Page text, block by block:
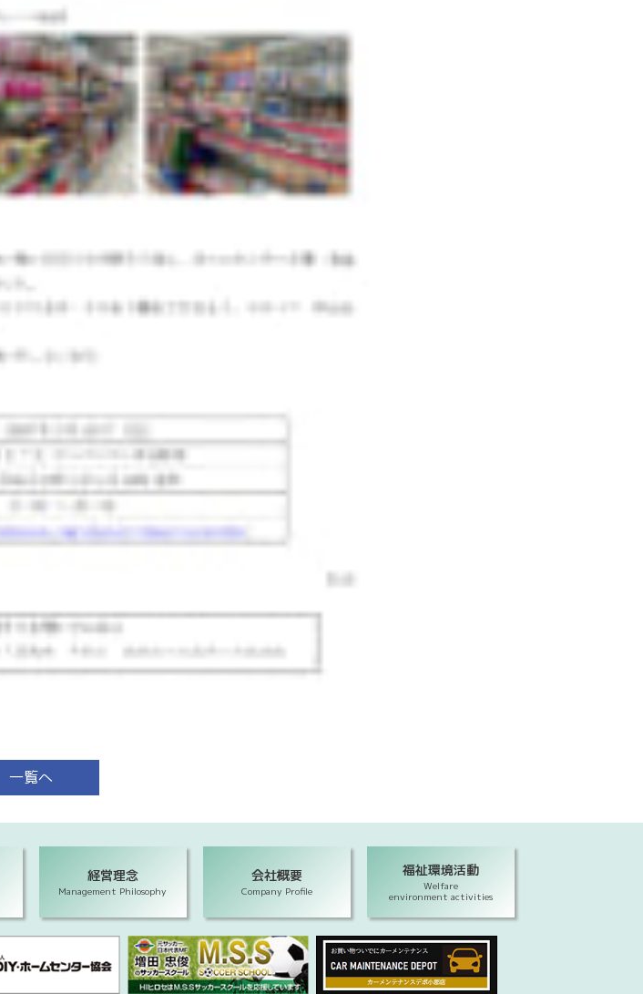
一覧へ
経営理念
Management Philosophy
会社概要
Company Profile
福祉環境活動
Welfare
environment activities